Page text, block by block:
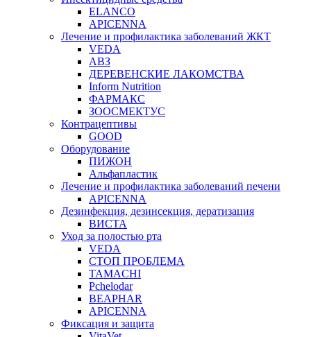
ELANCO
APICENNA
Лечение и профилактика заболеваний ЖКТ
VEDA
АВЗ
ДЕРЕВЕНСКИЕ ЛАКОМСТВА
Inform Nutrition
ФАРМАКС
ЗООСМЕКТУС
Контрацептивы
GOOD
Оборудование
ПИЖОН
Альфапластик
Лечение и профилактика заболеваний печени
APICENNA
Дезинфекция, дезинсекция, дератизация
ВИСТА
Уход за полостью рта
VEDA
СТОП ПРОБЛЕМА
TAMACHI
Pchelodar
BEAPHAR
APICENNA
Фиксация и защита